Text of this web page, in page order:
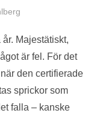
Majestätiskt,
är fel. För det
den certifierade
sprickor som
falla – kanske